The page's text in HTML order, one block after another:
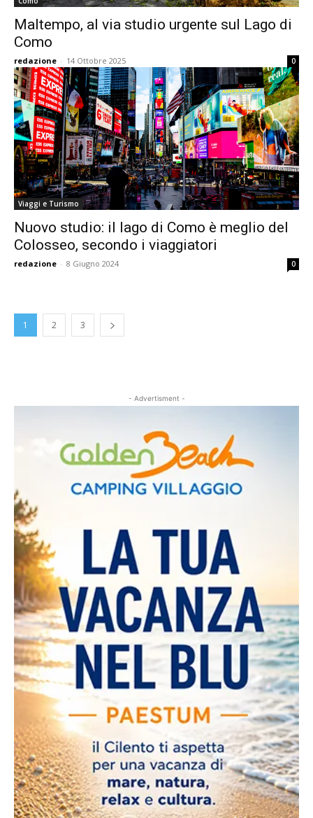
Maltempo, al via studio urgente sul Lago di
Como
redazione - 14 Ottobre 2025 0
Viaggi e Turismo
Nuovo studio: il lago di Como è meglio del
Colosseo, secondo i viaggiatori
redazione - 8 Giugno 2024 0
1 2 3
- Advertisment -